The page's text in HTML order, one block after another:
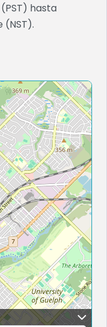
hasta
(NST).